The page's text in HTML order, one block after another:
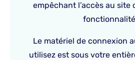
empêchant l’accès au site
Le matériel de connexion
utilisez est sous votre